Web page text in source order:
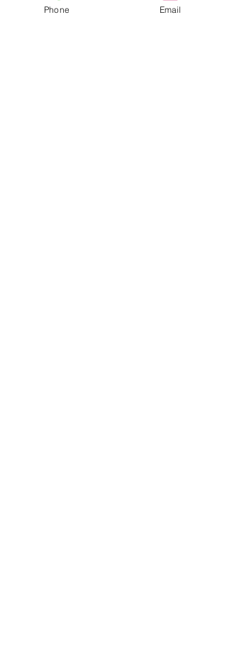
00005812 2006 1 6 PS,
Phone Email